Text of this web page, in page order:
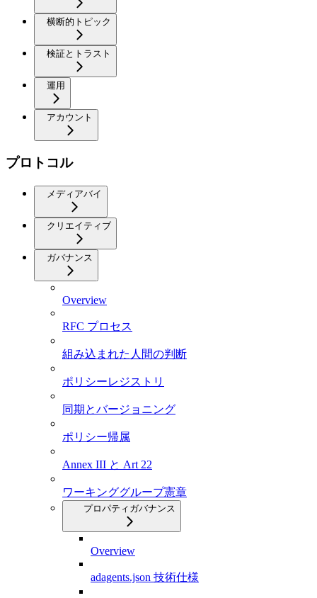
横断的トピック
検証とトラスト
運用
アカウント
プロトコル
メディアバイ
クリエイティブ
ガバナンス
Overview
RFC プロセス
組み込まれた人間の判断
ポリシーレジストリ
同期とバージョニング
ポリシー帰属
Annex III と Art 22
ワーキンググループ憲章
プロパティガバナンス
Overview
adagents.json 技術仕様